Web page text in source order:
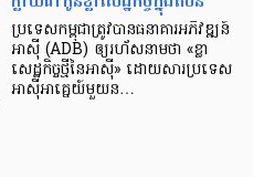
ប្រទេស​កម្ពុជា​ត្រូវ​បាន​ធនាគារ​អភិវឌ្ឍន៍​
អាស៊ី (ADB) ឲ្យ​រហ័ស​នាមថា «ខ្លា​
សេដ្ឋកិច្ច​ថ្មី​នៃ​អាស៊ី» ដោយសារ​ប្រទេស​
អាស៊ី​អាគ្នេយ៍​មួយ​ន…